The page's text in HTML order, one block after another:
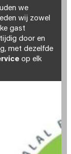
we
wij zowel
gast
door en
met dezelfde
op elk